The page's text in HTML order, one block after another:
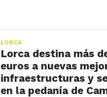
LORCA
Lorca destina más
euros a nuevas
infraestructuras y
en la pedanía de